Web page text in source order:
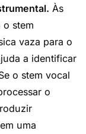
Às
stem
vaza para o
a identificar
o stem vocal
o
uma